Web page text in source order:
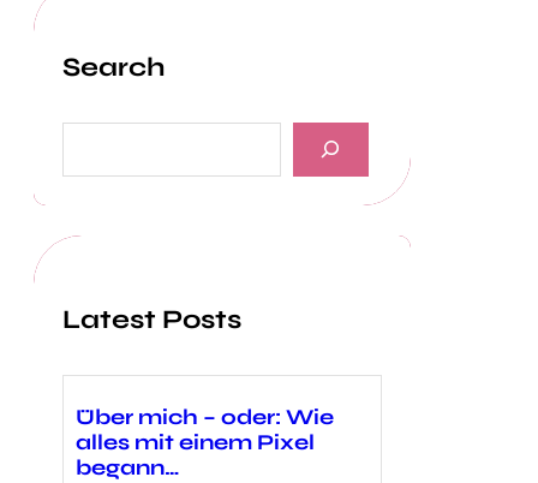
Search
a
h
Latest Posts
Über mich – oder: Wie
alles mit einem Pixel
begann…